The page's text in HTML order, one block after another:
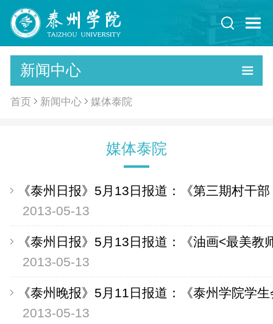
新闻中心
首页 新闻中心 媒体泰院
媒体泰院
2013-05-13
《泰州日报》5月13日报道：《第三期村干
2013-05-13
《泰州日报》5月13日报道：《油画<最美教
2013-05-13
《泰州晚报》5月11日报道：《泰州学院学